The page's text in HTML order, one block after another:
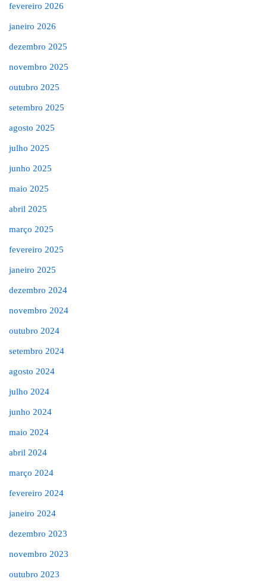
fevereiro 2026
janeiro 2026
dezembro 2025
novembro 2025
outubro 2025
setembro 2025
agosto 2025
julho 2025
junho 2025
maio 2025
abril 2025
março 2025
fevereiro 2025
janeiro 2025
dezembro 2024
novembro 2024
outubro 2024
setembro 2024
agosto 2024
julho 2024
junho 2024
maio 2024
abril 2024
março 2024
fevereiro 2024
janeiro 2024
dezembro 2023
novembro 2023
outubro 2023